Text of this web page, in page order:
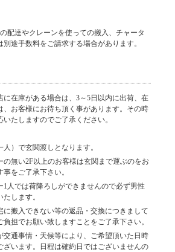
配達やクレーンを使っての搬入、チャータ
途手数料をご請求する場合があります。
に在庫がある場合は、3～5日以内に出荷、在
、お客様にお待ち頂く事があります。その時
たしますのでご了承ください。
）で玄関渡しとなります。
の無い2F以上のお客様は玄関まで運ぶのをお
をご了承下さい。
1人では荷降ろしができませんので必ず男性
します。
に搬入できない等の返品・交換につきまして
担でお願い致しますことをご了承下さい。
交通事情・天候等により、ご希望頂いた日時
ざいます。日程は確約日ではございませんの